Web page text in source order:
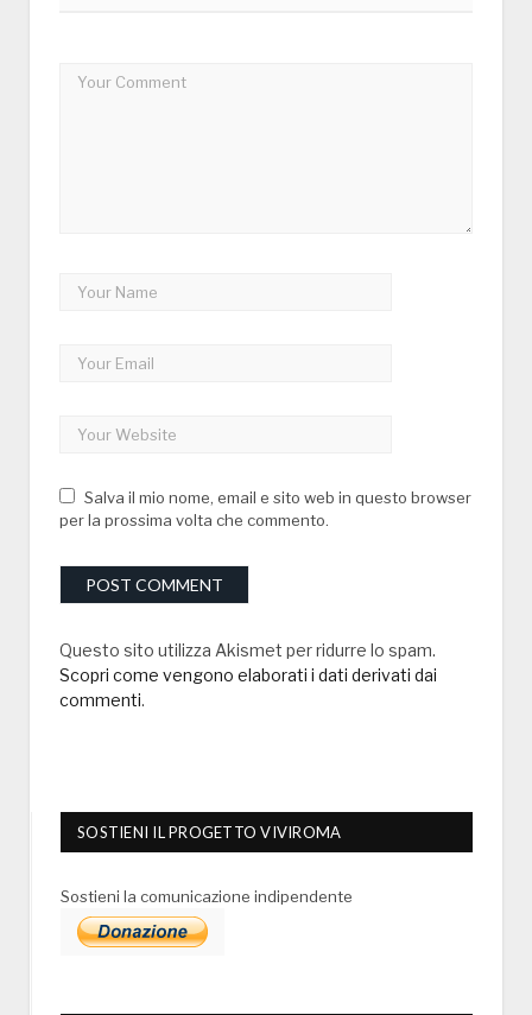
Salva il mio nome, email e sito web in questo browser
per la prossima volta che commento.
Questo sito utilizza Akismet per ridurre lo spam.
Scopri come vengono elaborati i dati derivati dai
commenti.
SOSTIENI IL PROGETTO VIVIROMA
Sostieni la comunicazione indipendente